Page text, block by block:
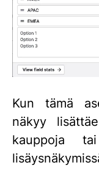
Kun tämä
näkyy
kauppoja